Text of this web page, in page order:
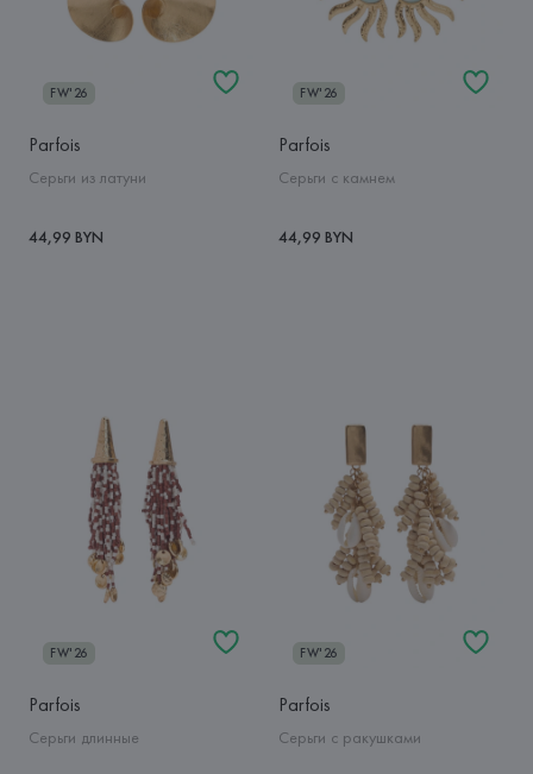
FW'26
Parfois
Серьги из латуни
44,99 BYN
FW'26
Parfois
Серьги с камнем
44,99 BYN
FW'26
Parfois
Серьги длинные
FW'26
Parfois
Серьги с ракушками